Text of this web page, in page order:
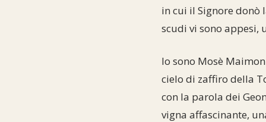
in cui il Signore donò
scudi vi sono
Io sono Mosè
cielo di zaffiro della
con la parola dei
vigna affascinante,